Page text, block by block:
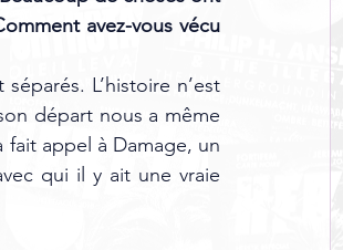
avez-vous vécu
L’histoire n’est
départ nous a même
fait appel à Damage, un
qui il y ait une vraie